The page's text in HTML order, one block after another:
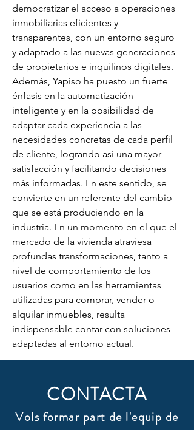
democratizar el acceso a operaciones
inmobiliarias eficientes y
transparentes, con un entorno seguro
y adaptado a las nuevas generaciones
de propietarios e inquilinos digitales.
Además, Yapiso ha puesto un fuerte
énfasis en la automatización
inteligente y en la posibilidad de
adaptar cada experiencia a las
necesidades concretas de cada perfil
de cliente, logrando así una mayor
satisfacción y facilitando decisiones
más informadas. En este sentido, se
convierte en un referente del cambio
que se está produciendo en la
industria. En un momento en el que el
mercado de la vivienda atraviesa
profundas transformaciones, tanto a
nivel de comportamiento de los
usuarios como en las herramientas
utilizadas para comprar, vender o
alquilar inmuebles, resulta
indispensable contar con soluciones
adaptadas al entorno actual.
CONTACTA
Vols formar part de l'equip de